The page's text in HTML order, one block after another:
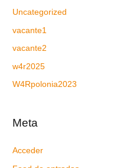
Uncategorized
vacante1
vacante2
w4r2025
W4Rpolonia2023
Meta
Acceder